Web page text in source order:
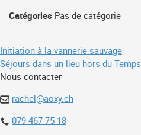
Catégories Pas de catégorie
Navigation
de
l’article
Initiation à la vannerie sauvage
Séjours dans un lieu hors du Temps
Nous contacter
rachel@aoxy.ch
079 467 75 18